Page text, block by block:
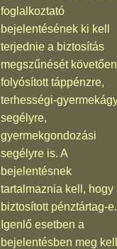
foglalkoztató
bejelentésének ki kell
terjednie a biztosítás
megszűnését követően
folyósított táppénzre,
terhességi-
segélyre,
gyermekgondozási
segélyre is. A
bejelentésnek
tartalmaznia kell, hogy
biztosított pénztártag-e.
Igenlő esetben a
bejelentésben meg kell